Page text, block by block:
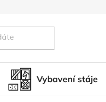
Vybavení stáje